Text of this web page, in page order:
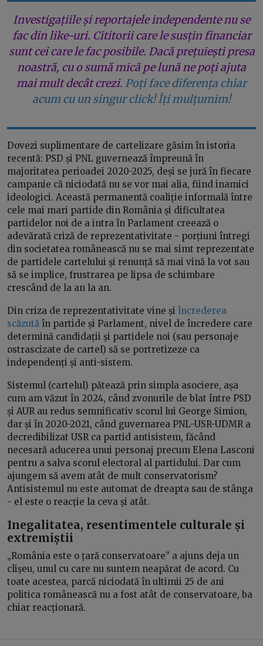
Investigațiile și reportajele independente nu se
fac din like-uri. Cititorii care le susțin financiar
sunt cei care le fac posibile. Dacă prețuiești presa
noastră, cu o sumă mică pe lună ne poți ajuta
mai mult decât crezi. Poți face diferența chiar
acum cu un singur click! Îți mulțumim!
Dovezi suplimentare de cartelizare găsim în istoria
recentă: PSD și PNL guvernează împreună în
majoritatea perioadei 2020-2025, deși se jură în fiecare
campanie că niciodată nu se vor mai alia, fiind inamici
ideologici. Această permanentă coaliție informală între
cele mai mari partide din România și dificultatea
partidelor noi de a intra în Parlament creează o
adevărată criză de reprezentativitate - porțiuni întregi
din societatea românească nu se mai simt reprezentate
de partidele cartelului și renunță să mai vină la vot sau
să se implice, frustrarea pe lipsa de schimbare
crescând de la an la an.
Din criza de reprezentativitate vine și încrederea
scăzută în partide și Parlament, nivel de încredere care
determină candidații și partidele noi (sau personaje
ostrascizate de cartel) să se portretizeze ca
independenți și anti-sistem.
Sistemul (cartelul) pătează prin simpla asociere, așa
cum am văzut în 2024, când zvonurile de blat între PSD
și AUR au redus semnificativ scorul lui George Simion,
dar și în 2020-2021, când guvernarea PNL-USR-UDMR a
decredibilizat USR ca partid antisistem, făcând
necesară aducerea unui personaj precum Elena Lasconi
pentru a salva scorul electoral al partidului. Dar cum
ajungem să avem atât de mult conservatorism?
Antisistemul nu este automat de dreapta sau de stânga
- el este o reacție la ceva și atât.
Inegalitatea, resentimentele culturale și
extremiștii
„România este o țară conservatoare” a ajuns deja un
clișeu, unul cu care nu suntem neapărat de acord. Cu
toate acestea, parcă niciodată în ultimii 25 de ani
politica românească nu a fost atât de conservatoare, ba
chiar reacționară.